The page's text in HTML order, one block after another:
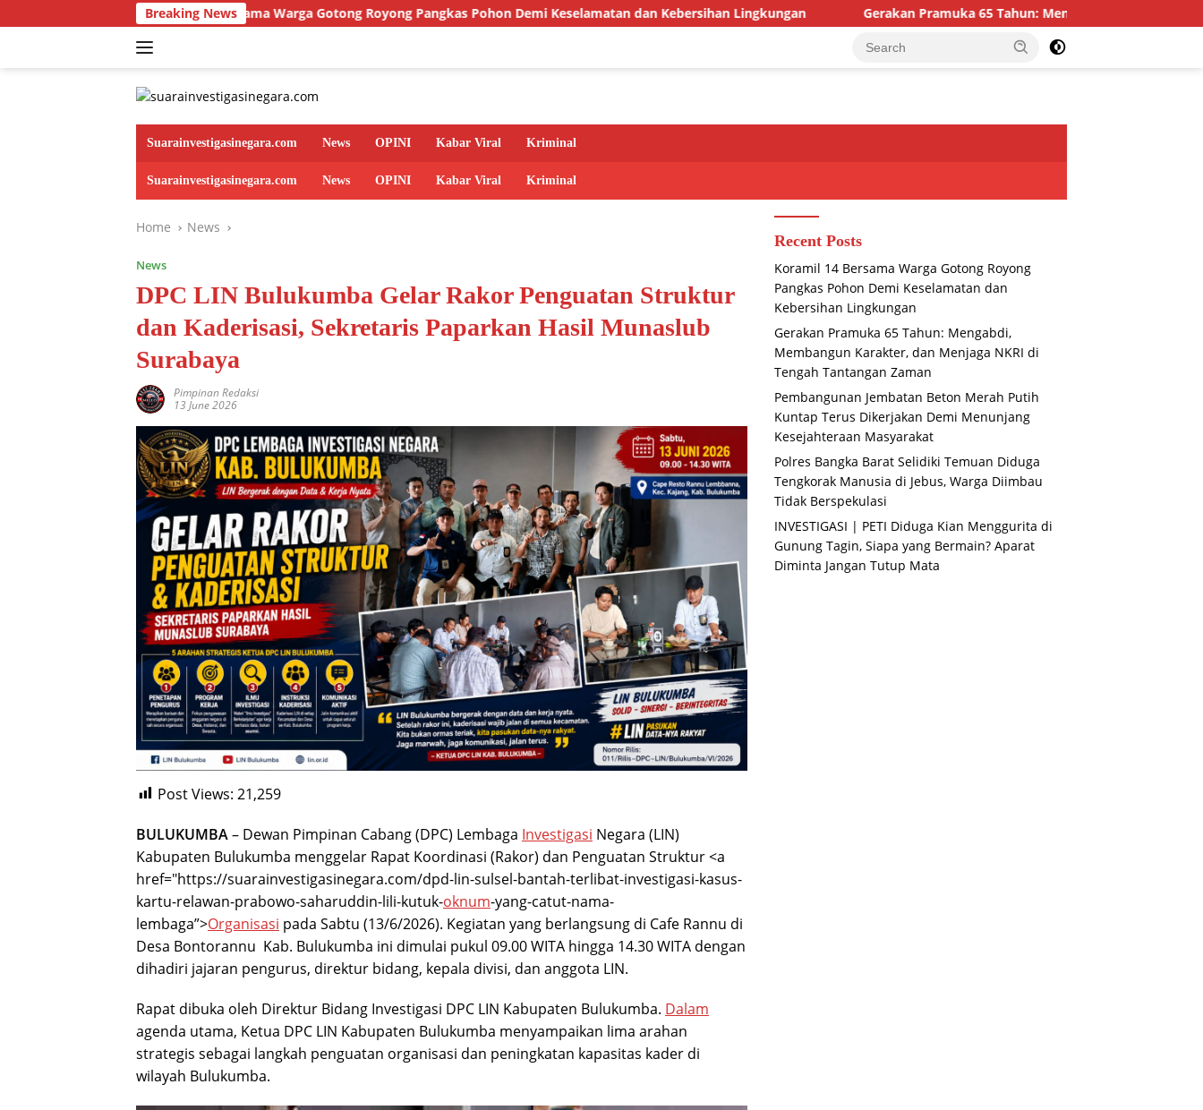
to
Breaking News
Koramil 14 Bersama Warga Gotong Royong Pangkas Pohon Demi Keselamatan dan Kebersihan Lingkungan Gerakan Pramuka 65 Tahun: Mengabdi, Membangun Karakter, dan Menjaga
Suarainvestigasinegara.com News OPINI Kabar Viral Kriminal
Suarainvestigasinegara.com News OPINI Kabar Viral Kriminal
Home News
News
DPC LIN Bulukumba Gelar Rakor Penguatan Struktur
dan Kaderisasi, Sekretaris Paparkan Hasil Munaslub
Surabaya
Pimpinan Redaksi
13 June 2026
Post Views: 21,259
BULUKUMBA– Dewan Pimpinan Cabang (DPC) Lembaga Investigasi Negara (LIN)
Kabupaten Bulukumba menggelar Rapat Koordinasi (Rakor) dan Penguatan Struktur <a
href="https://suarainvestigasinegara.com/dpd-lin-sulsel-bantah-terlibat-investigasi-kasus-
kartu-relawan-prabowo-saharuddin-lili-kutuk-oknum-yang-catut-nama-
lembaga”>Organisasi pada Sabtu (13/6/2026). Kegiatan yang berlangsung di Cafe Rannu di
Desa Bontorannu Kab. Bulukumba ini dimulai pukul 09.00 WITA hingga 14.30 WITA dengan
dihadiri jajaran pengurus, direktur bidang, kepala divisi, dan anggota LIN.
Rapat dibuka oleh Direktur Bidang Investigasi DPC LIN Kabupaten Bulukumba. Dalam
agenda utama, Ketua DPC LIN Kabupaten Bulukumba menyampaikan lima arahan
strategis sebagai langkah penguatan organisasi dan peningkatan kapasitas kader di
wilayah Bulukumba.
Recent Posts
Koramil 14 Bersama Warga Gotong Royong
Pangkas Pohon Demi Keselamatan dan
Kebersihan Lingkungan
Gerakan Pramuka 65 Tahun: Mengabdi,
Membangun Karakter, dan Menjaga NKRI di
Tengah Tantangan Zaman
Pembangunan Jembatan Beton Merah Putih
Kuntap Terus Dikerjakan Demi Menunjang
Kesejahteraan Masyarakat
Polres Bangka Barat Selidiki Temuan Diduga
Tengkorak Manusia di Jebus, Warga Diimbau
Tidak Berspekulasi
INVESTIGASI | PETI Diduga Kian Menggurita di
Gunung Tagin, Siapa yang Bermain? Aparat
Diminta Jangan Tutup Mata